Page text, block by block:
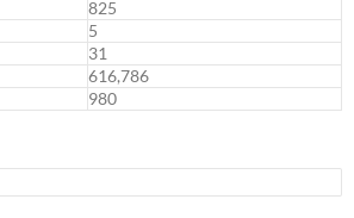
825
5
31
616,786
980